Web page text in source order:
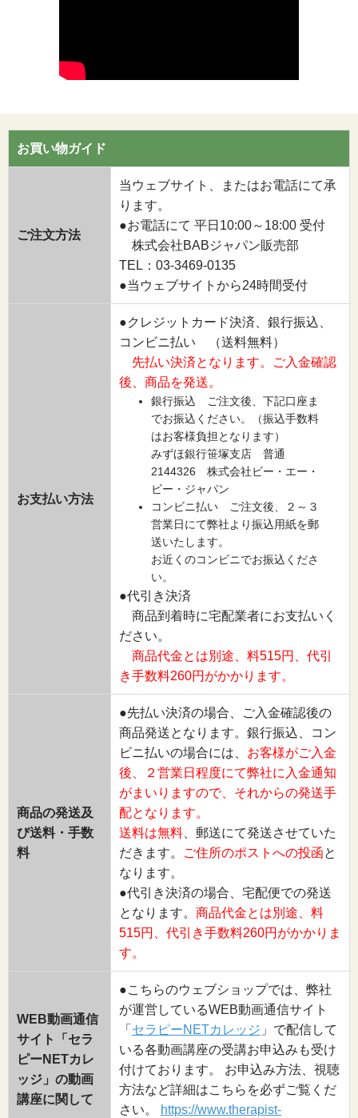
お買い物ガイド
ご注文方法
当ウェブサイト、またはお電話にて承
ります。
●お電話にて 平日10:00～18:00 受付
株式会社BABジャパン販売部
TEL：03-3469-0135
●当ウェブサイトから24時間受付
お支払い方法
●クレジットカード決済、銀行振込、
コンビニ払い （送料無料）
先払い決済となります。ご入金確認
後、商品を発送。
銀行振込 ご注文後、下記口座ま
でお振込ください。（振込手数料
はお客様負担となります）
みずほ銀行笹塚支店 普通
2144326 株式会社ビー・エー・
ビー・ジャパン
コンビニ払い ご注文後、２～３
営業日にて弊社より振込用紙を郵
送いたします。
お近くのコンビニでお振込くださ
い。
●代引き決済
商品到着時に宅配業者にお支払いく
ださい。
商品代金とは別途、料515円、代引
き手数料260円がかかります。
商品の発送及
び送料・手数
料
●先払い決済の場合、ご入金確認後の
商品発送となります。銀行振込、コン
ビニ払いの場合には、 お客様がご入金
後、２営業日程度にて弊社に入金通知
がまいりますので、それからの発送手
配となります。
送料は無料、郵送にて発送させていた
だきます。
ご住所のポストへの投函と
なります。
●代引き決済の場合、宅配便での発送
となります。 商品代金とは別途、料
515円、代引き手数料260円がかかりま
す。
WEB動画通信
サイト「セラ
ピーNETカレ
ッジ」の動画
講座に関して
●こちらのウェブショップでは、弊社
が運営しているWEB動画通信サイト
「 セラピーNETカレッジ 」で配信して
いる各動画講座の受講お申込みも受け
付けております。 お申込み方法、視聴
方法など詳細はこちらを必ずご覧くだ
さい。
https://www.therapist-